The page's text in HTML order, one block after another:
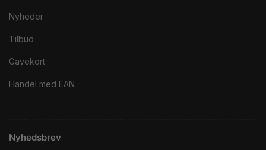
Nyheder
Tilbud
Gavekort
Handel med EAN
Nyhedsbrev